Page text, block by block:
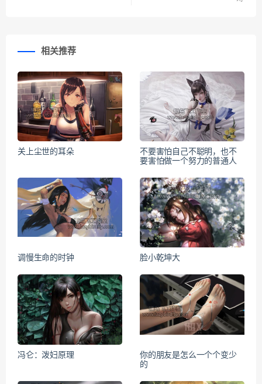
相关推荐
关上尘世的耳朵
不要害怕自己不聪明，也不
要害怕做一个努力的普通人
调慢生命的时钟 脸小乾坤大
冯仑：泼妇原理
你的朋友是怎么一个个变少
的